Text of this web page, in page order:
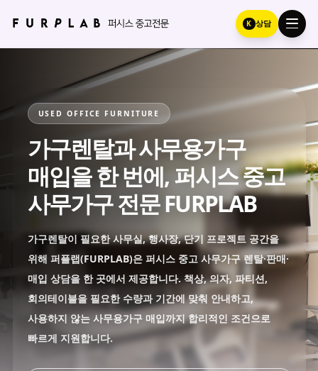
K 상담
USED OFFICE FURNITURE
가구렌탈과 사무용가구
매입을 한 번에, 퍼시스 중고
사무가구 전문 FURPLAB
가구렌탈이 필요한 사무실, 행사장, 단기 프로젝트 공간을
위해 퍼플랩(FURPLAB)은 퍼시스 중고 사무가구 렌탈·판매·
매입 상담을 한 곳에서 제공합니다. 책상, 의자, 파티션,
회의테이블을 필요한 수량과 기간에 맞춰 안내하고,
사용하지 않는 사무용가구 매입까지 합리적인 조건으로
빠르게 지원합니다.